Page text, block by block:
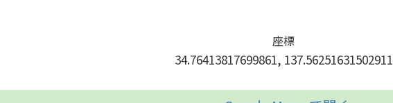
座標
34.76413817699861, 137.56251631502911